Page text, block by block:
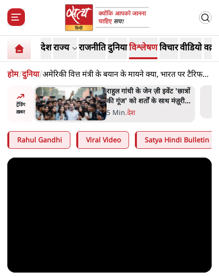
देशराज्य राजनीतिदुनियाविश्लेषणविचारवीडियो
होम/दुनिया/अमेरिकी वित्त मंत्री के बयान के मायने क्या, भारत पर टैरिफ
कम करेगा अमेरिका?
ट्रेंडिंग
ख़बर
राहुल गांधी के जेन ज़ी इवेंट 'छात्रों
की गूंज' को शर्तों के साथ मंज़ूरी
देना पड़ा
5 Min.देश
Rahul Gandhi Viral Video Satya Hindi Bulletin